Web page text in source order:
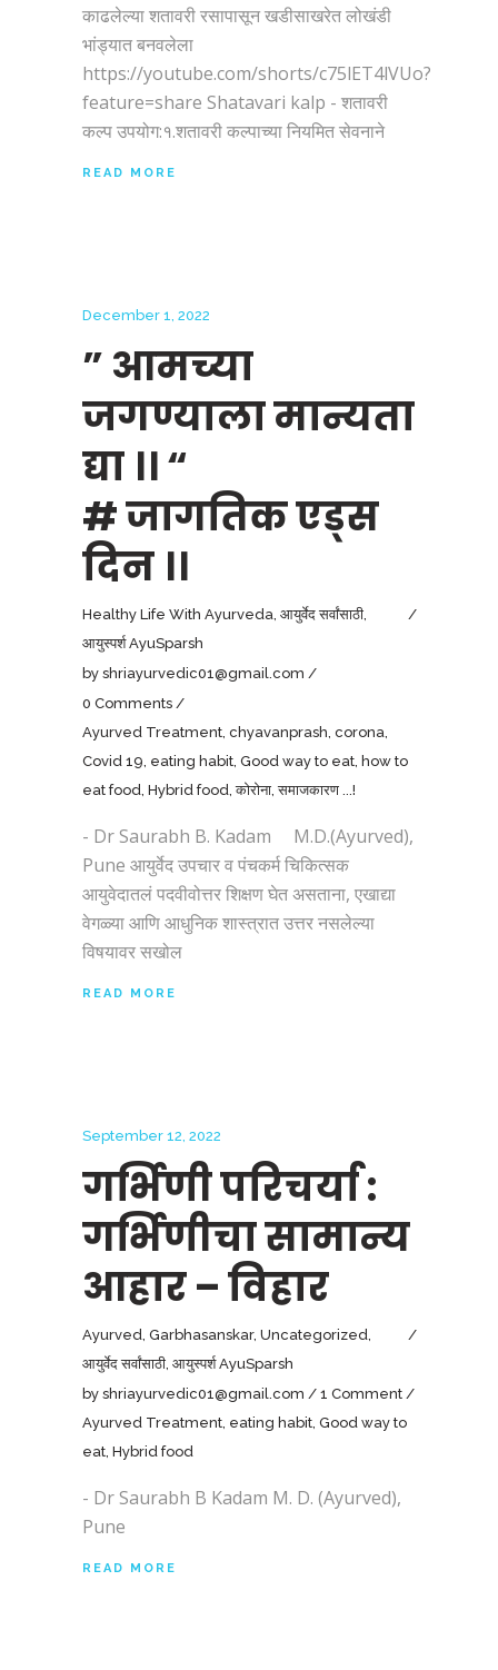
काढलेल्या शतावरी रसापासून खडीसाखरेत लोखंडी
भांड्यात बनवलेला
https://youtube.com/shorts/c75lET4lVUo?
feature=share Shatavari kalp - शतावरी
कल्प उपयोग:१.शतावरी कल्पाच्या नियमित सेवनाने
READ MORE
December 1, 2022
” आमच्या
जगण्याला मान्यता
द्या ।। “
# जागतिक एड्स
दिन ।।
Healthy Life With Ayurveda, आयुर्वेद सर्वांसाठी,
आयुस्पर्श AyuSparsh
by shriayurvedic01@gmail.com
0 Comments
Ayurved Treatment, chyavanprash, corona,
Covid 19, eating habit, Good way to eat, how to
eat food, Hybrid food,कोरोना,समाजकारण ...!
- Dr Saurabh B. Kadam M.D.(Ayurved),
Pune आयुर्वेद उपचार व पंचकर्म चिकित्सक
आयुवेदातलं पदवीवोत्तर शिक्षण घेत असताना, एखाद्या
वेगळ्या आणि आधुनिक शास्त्रात उत्तर नसलेल्या
विषयावर सखोल
READ MORE
September 12, 2022
गर्भिणी परिचर्या :
गर्भिणीचा सामान्य
आहार – विहार
Ayurved, Garbhasanskar, Uncategorized,
आयुर्वेद सर्वांसाठी, आयुस्पर्श AyuSparsh
by shriayurvedic01@gmail.com
1 Comment
Ayurved Treatment, eating habit, Good way to
eat, Hybrid food
- Dr Saurabh B Kadam M. D. (Ayurved),
Pune
READ MORE